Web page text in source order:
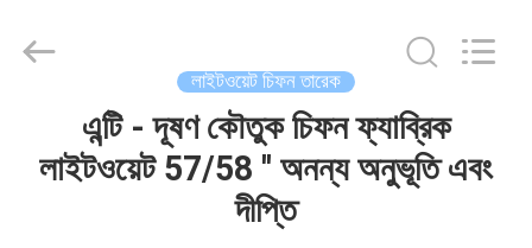
Textile
Co.,Ltd.
লাইটওয়েট চিফন তারেক
এন্টি - দূষণ কৌতুক চিফন ফ্যাব্রিক
লাইটওয়েট 57/58 '' অনন্য অনুভূতি এবং
দীপ্তি